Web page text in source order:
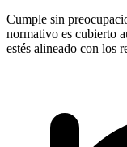
Cumple sin
normativo es cubierto
estés alineado con los